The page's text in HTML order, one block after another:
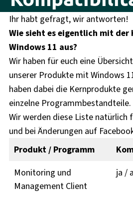
Ihr habt gefragt, wir antworten!
Wie sieht es eigentlich mit
Windows 11 aus?
Wir haben für euch eine
unserer Produkte mit Windows
haben dabei die Kernprodukte
einzelne Programmbestandteile.
Wir werden diese Liste natürlich
und bei Änderungen auf
Produkt / Programm
Monitoring und
Management Client
ja /